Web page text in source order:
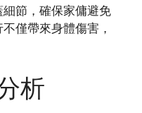
節，確保家傭避免
僅帶來身體傷害，
析